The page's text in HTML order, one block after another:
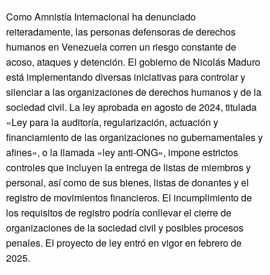
Como Amnistía Internacional ha denunciado
reiteradamente, las personas defensoras de derechos
humanos en Venezuela corren un riesgo constante de
acoso, ataques y detención. El gobierno de Nicolás Maduro
está implementando diversas iniciativas para controlar y
silenciar a las organizaciones de derechos humanos y de la
sociedad civil. La ley aprobada en agosto de 2024, titulada
«Ley para la auditoría, regularización, actuación y
financiamiento de las organizaciones no gubernamentales y
afines», o la llamada «ley anti-ONG», impone estrictos
controles que incluyen la entrega de listas de miembros y
personal, así como de sus bienes, listas de donantes y el
registro de movimientos financieros. El incumplimiento de
los requisitos de registro podría conllevar el cierre de
organizaciones de la sociedad civil y posibles procesos
penales. El proyecto de ley entró en vigor en febrero de
2025.